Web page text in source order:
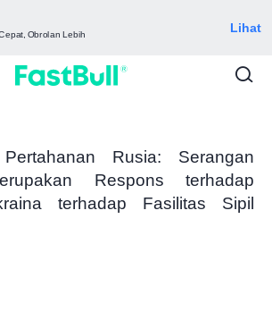
Obrolan Lebih
Lihat
Rusia: Serangan
Respons terhadap
terhadap Fasilitas Sipil